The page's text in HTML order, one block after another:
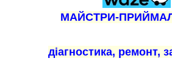
МАЙСТРИ-
діагностика, ремонт,